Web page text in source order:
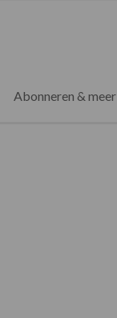
Abonneren & meer